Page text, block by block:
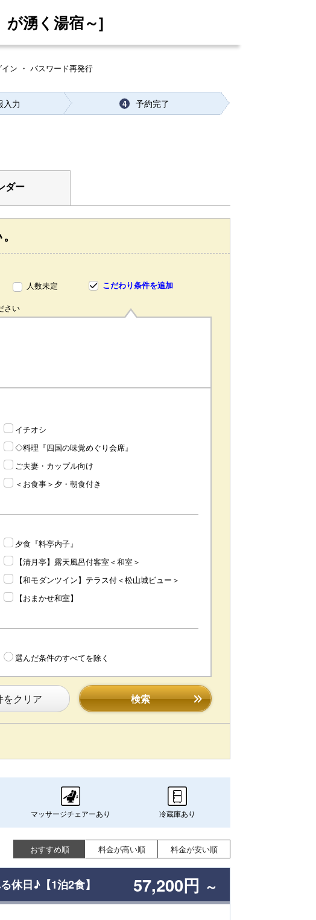
湧く湯宿～]
ン ・ パスワード再発行
入力 4 予約完了
ダー
人数未定
さい
こだわり条件を追加
イチオシ
◇料理『四国の味覚めぐり会席』
ご夫妻・カップル向け
＜お食事＞夕・朝食付き
夕食『料亭内子』
【清月亭】露天風呂付客室＜和室＞
【和モダンツイン】テラス付＜松山城ビュー＞
【おまかせ和室】
選んだ条件のすべてを除く
をクリア 検索
マッサージチェアーあり 冷蔵庫あり
おすすめ順 料金が高い順 料金が安い順
休日♪【1泊2食】 57,200円 ～